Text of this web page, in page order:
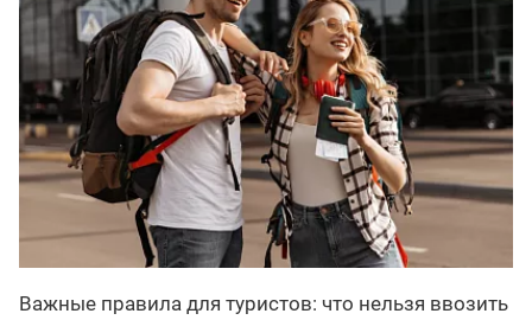
Важные правила для туристов: что нельзя ввозить